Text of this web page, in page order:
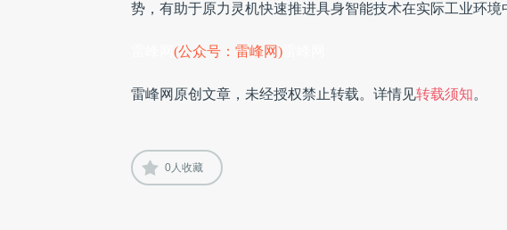
势，有助于原力灵机快速推进具身智能技术在实际工业环境
(公众号：雷峰网)
雷峰网原创文章，未经授权禁止转载。详情见转载须知。
0人收藏